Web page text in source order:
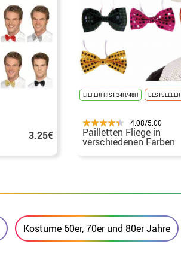
3.25€
LIEFERFRIST 24H/48H BESTSELLER
4.08/5.00
Pailletten Fliege in
verschiedenen Farben
Kostume 60er, 70er und 80er Jahre